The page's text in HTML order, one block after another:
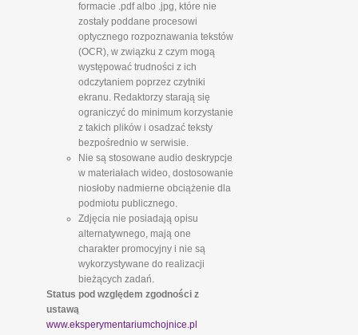
formacie .pdf albo .jpg, które nie
zostały poddane procesowi
optycznego rozpoznawania tekstów
(OCR), w związku z czym mogą
występować trudności z ich
odczytaniem poprzez czytniki
ekranu. Redaktorzy starają się
ograniczyć do minimum korzystanie
z takich plików i osadzać teksty
bezpośrednio w serwisie.
Nie są stosowane audio deskrypcje
w materiałach wideo, dostosowanie
niosłoby nadmierne obciążenie dla
podmiotu publicznego.
Zdjęcia nie posiadają opisu
alternatywnego, mają one
charakter promocyjny i nie są
wykorzystywane do realizacji
bieżących zadań.
Status pod względem zgodności z
ustawą
www.eksperymentariumchojnice.pl